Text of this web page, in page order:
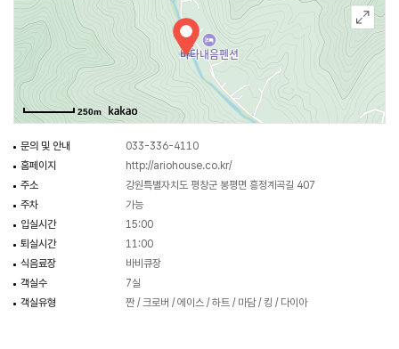
250m
문의 및 안내
033-336-4110
홈페이지
http://ariohouse.co.kr/
주소
강원특별자치도 평창군 봉평면 흥정계곡길 407
주차
가능
입실시간
15:00
퇴실시간
11:00
식음료장
바비큐장
객실수
7실
객실유형
짠 / 크로버 / 에이스 / 하트 / 마담 / 킹 / 다이아